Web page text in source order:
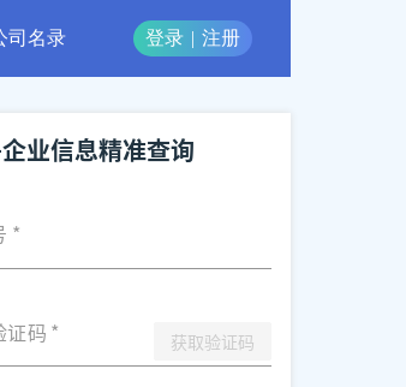
司名录 登录 | 注册
业信息精准查询
*
证码 * 获取验证码